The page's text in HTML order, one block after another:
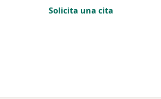
Solicita una cita